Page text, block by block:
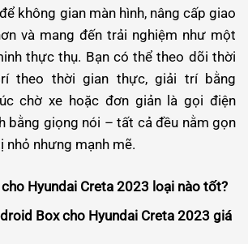
không gian màn hình, nâng cấp giao
và mang đến trải nghiệm như một
thực thụ. Bạn có thể theo dõi thời
theo thời gian thực, giải trí bằng
chờ xe hoặc đơn giản là gọi điện
bằng giọng nói – tất cả đều nằm gọn
nhưng mạnh mẽ.
Hyundai Creta 2023 loại nào tốt?
Box cho Hyundai Creta 2023 giá